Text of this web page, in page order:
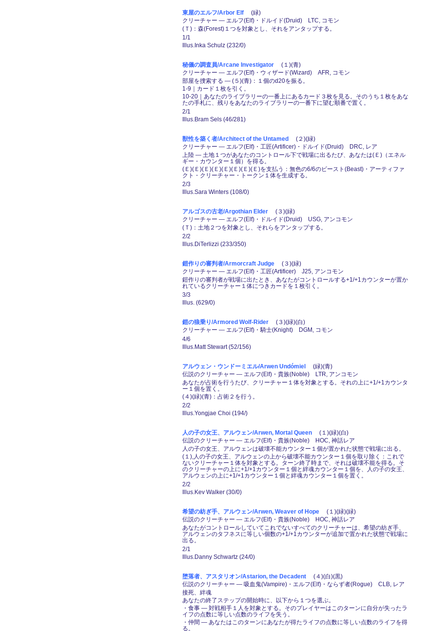
東屋のエルフ/Arbor Elf (緑)
クリーチャー ― エルフ(Elf)・ドルイド(Druid) LTC, コモン
(Ｔ)：森(Forest)１つを対象とし、それをアンタップする。
1/1
Illus.Inka Schulz (232/0)
秘儀の調査員/Arcane Investigator (１)(青)
クリーチャー ― エルフ(Elf)・ウィザード(Wizard) AFR, コモン
部屋を捜索する ― (５)(青)：１個のd20を振る。
1-9｜カード１枚を引く。
10-20｜あなたのライブラリーの一番上にあるカード３枚を見る。そのうち１枚をあな
たの手札に、残りをあなたのライブラリーの一番下に望む順番で置く。
2/1
Illus.Bram Sels (46/281)
獣性を築く者/Architect of the Untamed
(２)(緑)
クリーチャー ― エルフ(Elf)・工匠(Artificer)・ドルイド(Druid) DRC, レア
上陸 ― 土地１つがあなたのコントロール下で戦場に出るたび、あなたは(Ｅ)（エネル
ギー・カウンター１個）を得る。
(Ｅ)(Ｅ)(Ｅ)(Ｅ)(Ｅ)(Ｅ)(Ｅ)(Ｅ)を支払う：無色の6/6のビースト(Beast)・アーティファ
クト・クリーチャー・トークン１体を生成する。
2/3
Illus.Sara Winters (108/0)
アルゴスの古老/Argothian Elder (３)(緑)
クリーチャー ― エルフ(Elf)・ドルイド(Druid) USG, アンコモン
(Ｔ)：土地２つを対象とし、それらをアンタップする。
2/2
Illus.DiTerlizzi (233/350)
鎧作りの審判者/Armorcraft Judge (３)(緑)
クリーチャー ― エルフ(Elf)・工匠(Artificer) J25, アンコモン
鎧作りの審判者が戦場に出たとき、あなたがコントロールする+1/+1カウンターが置か
れているクリーチャー１体につきカードを１枚引く。
3/3
Illus. (629/0)
鎧の狼乗り/Armored Wolf-Rider (３)(緑)(白)
クリーチャー ― エルフ(Elf)・騎士(Knight) DGM, コモン
4/6
Illus.Matt Stewart (52/156)
アルウェン・ウンドーミエル/Arwen Undómiel
(緑)(青)
伝説のクリーチャー ― エルフ(Elf)・貴族(Noble) LTR, アンコモン
あなたが占術を行うたび、クリーチャー１体を対象とする。それの上に+1/+1カウンタ
ー１個を置く。
(４)(緑)(青)：占術２を行う。
2/2
Illus.Yongjae Choi (194/)
人の子の女王、アルウェン/Arwen, Mortal Queen (１)(緑)(白)
伝説のクリーチャー ― エルフ(Elf)・貴族(Noble) HOC, 神話レア
人の子の女王、アルウェンは破壊不能カウンター１個が置かれた状態で戦場に出る。
(１),人の子の女王、アルウェンの上から破壊不能カウンター１個を取り除く：これで
ないクリーチャー１体を対象とする。ターン終了時まで、それは破壊不能を得る。そ
のクリーチャーの上に+1/+1カウンター１個と絆魂カウンター１個を、人の子の女王、
アルウェンの上に+1/+1カウンター１個と絆魂カウンター１個を置く。
2/2
Illus.Kev Walker (30/0)
希望の紡ぎ手、アルウェン/Arwen, Weaver of Hope (１)(緑)(緑)
伝説のクリーチャー ― エルフ(Elf)・貴族(Noble) HOC, 神話レア
あなたがコントロールしていてこれでないすべてのクリーチャーは、希望の紡ぎ手、
アルウェンのタフネスに等しい個数の+1/+1カウンターが追加で置かれた状態で戦場に
出る。
2/1
Illus.Danny Schwartz (24/0)
堕落者、アスタリオン/Astarion, the Decadent (４)(白)(黒)
伝説のクリーチャー ― 吸血鬼(Vampire)・エルフ(Elf)・ならず者(Rogue) CLB, レア
接死、絆魂
あなたの終了ステップの開始時に、以下から１つを選ぶ。
・食事 ― 対戦相手１人を対象とする。そのプレイヤーはこのターンに自分が失ったラ
イフの点数に等しい点数のライフを失う。
・仲間 ― あなたはこのターンにあなたが得たライフの点数に等しい点数のライフを得
る。